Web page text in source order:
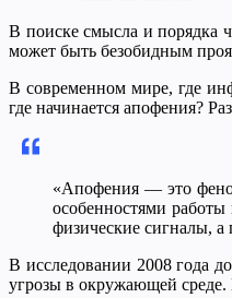
В поиске смысла и порядка
может быть безобидным
В современном мире, где
где начинается апофения?
«Апофения — это
особенностями
физические сигналы, а
В исследовании 2008 года
угрозы в окружающей среде.